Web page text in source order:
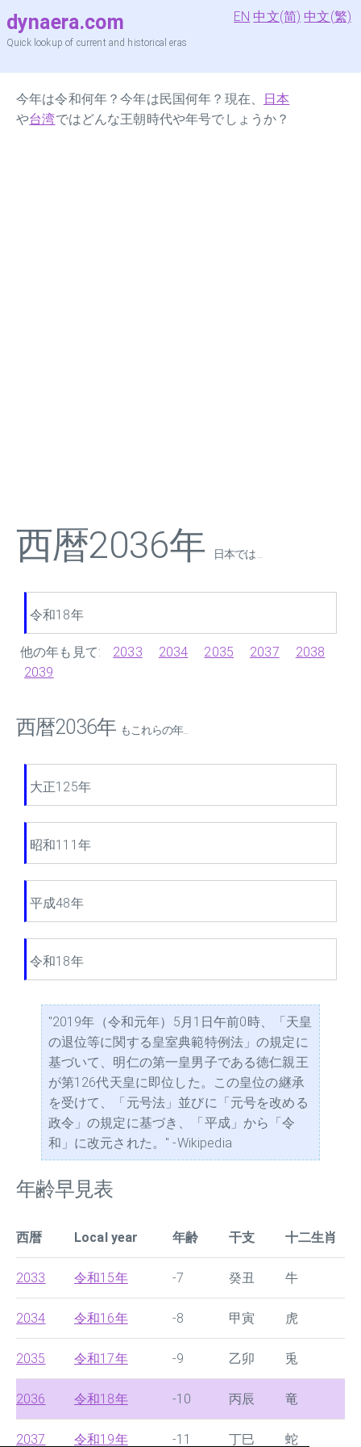
dynaera.com
Quick lookup of current and historical eras
EN 中文(简) 中文(繁)
今年は令和何年？今年は民国何年？現在、
日本
や台湾ではどんな王朝時代や年号でしょうか？
西暦2036年 日本では ...
令和18年
他の年も見て: 2033 2034 2035 2037
2038
2039
西暦2036年 もこれらの年...
大正125年
昭和111年
平成48年
令和18年
"2019年（令和元年）5月1日午前0時、「天皇
の退位等に関する皇室典範特例法」の規定に
基づいて、明仁の第一皇男子である徳仁親王
が第126代天皇に即位した。この皇位の継承
を受けて、「元号法」並びに「元号を改める
政令」の規定に基づき、「平成」から「令
和」に改元された。" -Wikipedia
年齢早見表
西暦 Local year 年齢 干支 十二生肖
2033 令和15年 -7 癸丑 牛
2034 令和16年 -8 甲寅 虎
2035 令和17年 -9 乙卯 兎
2036 令和18年 -10 丙辰 竜
2037 令和19年 -11 丁巳 蛇